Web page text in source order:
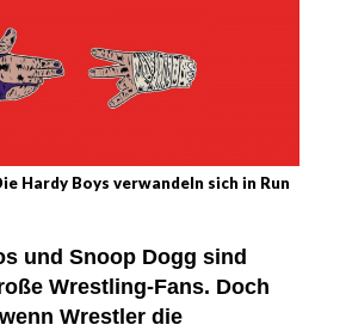
Hardy Boys verwandeln sich in Run
und Snoop Dogg sind
Wrestling-Fans. Doch
Wrestler die